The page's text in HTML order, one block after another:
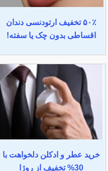
۵۰٪ تخفیف ارتودنسی دندان
اقساطی بدون چک یا سفته!
خرید عطر و ادکلن دلخواهت با
30% تخفیف از روژا